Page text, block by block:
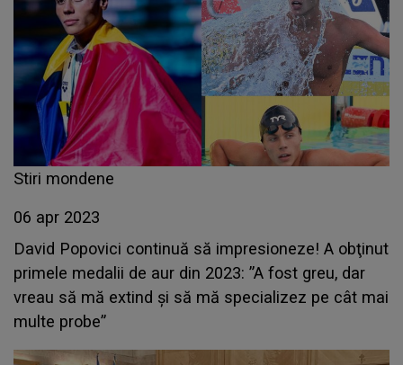
Stiri mondene
06 apr 2023
David Popovici continuă să impresioneze! A obţinut
primele medalii de aur din 2023: ”A fost greu, dar
vreau să mă extind și să mă specializez pe cât mai
multe probe”